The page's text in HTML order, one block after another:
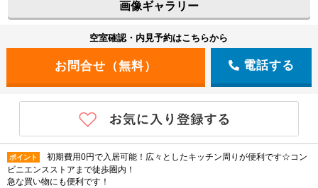
画像ギャラリー
空室確認・内見予約はこちらから
電話する
ポイント
初期費用0円で入居可能！広々としたキッチン周りが便利です☆コン
ビニエンスストアまで徒歩圏内！
急な買い物にも便利です！